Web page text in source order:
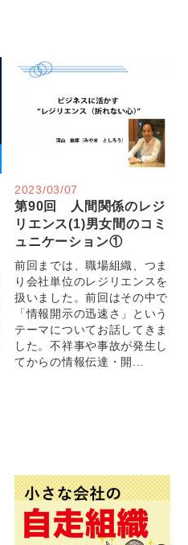
2023/03/07
第90回 人間関係のレジ
リエンス(1)男女間のコミ
ュニケーション①
前回までは、職場組織、つま
り会社単位のレジリエンスを
扱いました。前回はその中で
「情報開示の迅速さ」という
テーマについてお話してきま
した。不祥事や事故が発生し
てからの情報伝達・開...